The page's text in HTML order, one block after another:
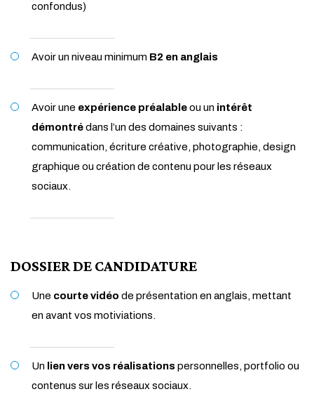
confondus)
Avoir un niveau minimum B2 en anglais
Avoir une expérience préalableou un intérêt
démontrédans l’un des domaines suivants :
communication, écriture créative, photographie, design
graphique ou création de contenu pour les réseaux
sociaux.
DOSSIER DE CANDIDATURE
Une courte vidéo de présentation en anglais, mettant
en avant vos motiviations.
Un lien vers vos réalisationspersonnelles, portfolio ou
contenus sur les réseaux sociaux.